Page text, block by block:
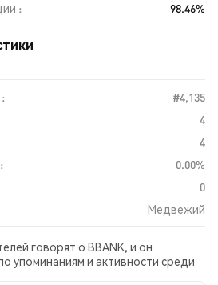
98.46%
#4,135
4
4
0.00%
0
Медвежий
говорят о BBANK, и он
упоминаниям и активности среди